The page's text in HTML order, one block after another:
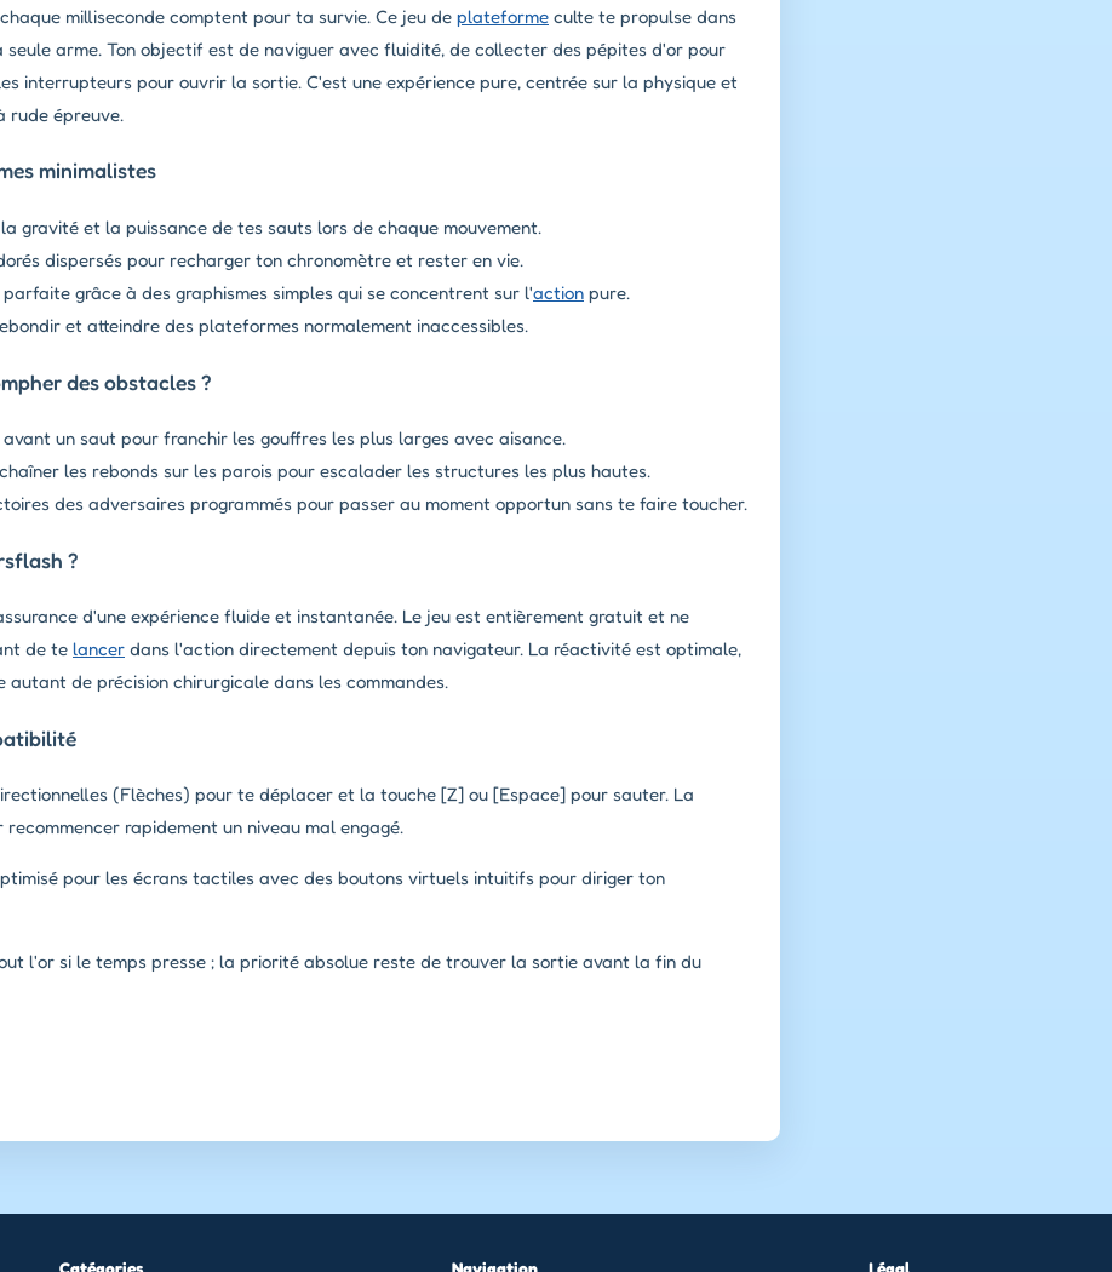
milliseconde comptent pour ta survie. Ce jeu de plateforme culte te propulse dans
arme. Ton objectif est de naviguer avec fluidité, de collecter des pépites d'or pour
interrupteurs pour ouvrir la sortie. C'est une expérience pure, centrée sur la physique et
rude épreuve.
minimalistes
la gravité et la puissance de tes sauts lors de chaque mouvement.
dispersés pour recharger ton chronomètre et rester en vie.
grâce à des graphismes simples qui se concentrent sur l'action pure.
et atteindre des plateformes normalement inaccessibles.
des obstacles ?
un saut pour franchir les gouffres les plus larges avec aisance.
les rebonds sur les parois pour escalader les structures les plus hautes.
des adversaires programmés pour passer au moment opportun sans te faire toucher.
?
d'une expérience fluide et instantanée. Le jeu est entièrement gratuit et ne
de te lancer dans l'action directement depuis ton navigateur. La réactivité est optimale,
de précision chirurgicale dans les commandes.
(Flèches) pour te déplacer et la touche [Z] ou [Espace] pour sauter. La
rapidement un niveau mal engagé.
pour les écrans tactiles avec des boutons virtuels intuitifs pour diriger ton
l'or si le temps presse ; la priorité absolue reste de trouver la sortie avant la fin du